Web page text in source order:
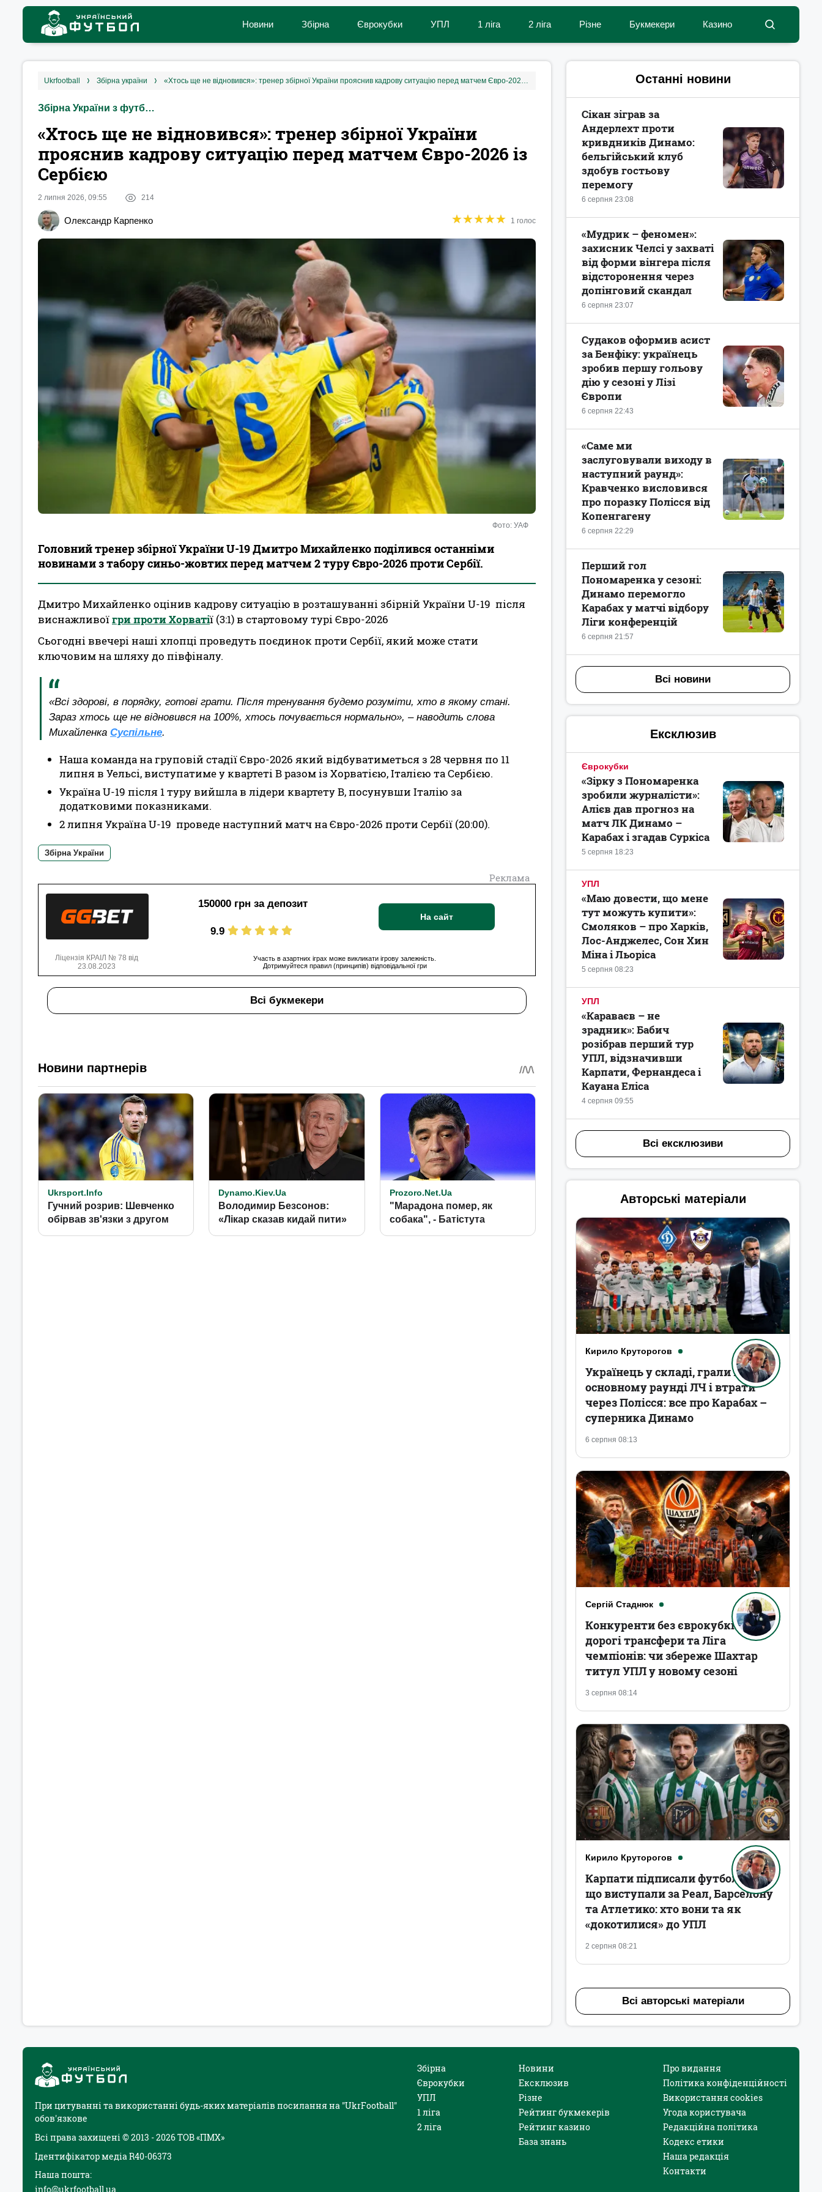
Новини Збірна Єврокубки УПЛ 1 ліга 2 ліга Різне Букмекери Казино
ukrfootball збірна україни «Хтось ще не відновився»: тренер збірної України прояснив кадрову ситуацію перед матчем Євро-2026 із Сербією
Збірна України з футболу
«Хтось ще не відновився»: тренер збірної України
прояснив кадрову ситуацію перед матчем Євро-2026 із
Сербією
2 липня 2026, 09:55 214
Олександр Карпенко ★★★★★
★★★★★ 1 голос
Фото: УАФ
Головний тренер збірної України U-19 Дмитро Михайленко поділився останніми
новинами з табору синьо-жовтих перед матчем 2 туру Євро-2026 проти Сербії.
Дмитро Михайленко оцінив кадрову ситуацію в розташуванні збірній України U-19 після
виснажливоїгри проти Хорватії (3:1) в стартовому турі Євро-2026
Сьогодні ввечері наші хлопці проведуть поєдинок проти Сербії, який може стати
ключовим на шляху до півфіналу.
«Всі здорові, в порядку, готові грати. Після тренування будемо розуміти, хто в якому стані.
Зараз хтось ще не відновився на 100%, хтось почувається нормально», – наводить слова
Михайленка Суспільне.
Наша команда на груповій стадії Євро-2026 який відбуватиметься з 28 червня по 11
липня в Уельсі, виступатиме у квартеті В разом із Хорватією, Італією та Сербією.
Україна U-19 після 1 туру вийшла в лідери квартету В, посунувши Італію за
додатковими показниками.
2 липня Україна U-19 проведе наступний матч на Євро-2026 проти Сербії (20:00).
Збірна України
Реклама
150000 грн за депозит
9.9
На сайт
Ліцензія КРАІЛ № 78 від
23.08.2023
Участь в азартних іграх може викликати ігрову залежність.
Дотримуйтеся правил (принципів) відповідальної гри
Всі букмекери
Останні новини
6 серпня 23:08
Сікан зіграв за
Андерлехт проти
кривдників Динамо:
бельгійський клуб
здобув гостьову
перемогу
6 серпня 23:07
«Мудрик – феномен»:
захисник Челсі у захваті
від форми вінгера після
відсторонення через
допінговий скандал
6 серпня 22:43
Судаков оформив асист
за Бенфіку: українець
зробив першу гольову
дію у сезоні у Лізі
Європи
6 серпня 22:29
«Саме ми
заслуговували виходу в
наступний раунд»:
Кравченко висловився
про поразку Полісся від
Копенгагену
6 серпня 21:57
Перший гол
Пономаренка у сезоні:
Динамо перемогло
Карабах у матчі відбору
Ліги конференцій
Всі новини
Ексклюзив
Єврокубки
5 серпня 18:23
«Зірку з Пономаренка
зробили журналісти»:
Алієв дав прогноз на
матч ЛК Динамо –
Карабах і згадав Суркіса
УПЛ
5 серпня 08:23
«Маю довести, що мене
тут можуть купити»:
Смоляков – про Харків,
Лос-Анджелес, Сон Хин
Міна і Льоріса
УПЛ
4 серпня 09:55
«Караваєв – не
зрадник»: Бабич
розібрав перший тур
УПЛ, відзначивши
Карпати, Фернандеса і
Кауана Еліса
Всі ексклюзиви
Авторські матеріали
Кирило Круторогов
6 серпня 08:13
Українець у складі, грали в
основному раунді ЛЧ і втрати
через Полісся: все про Карабах –
суперника Динамо
Сергій Стаднюк
3 серпня 08:14
Конкуренти без єврокубків,
дорогі трансфери та Ліга
чемпіонів: чи збереже Шахтар
титул УПЛ у новому сезоні
Кирило Круторогов
2 серпня 08:21
Карпати підписали футболістів,
що виступали за Реал, Барселону
та Атлетико: хто вони та як
«докотилися» до УПЛ
Всі авторські матеріали
При цитуванні та використанні будь-яких матеріалів посилання на "UkrFootball"
обов'язкове
Всі права захищені © 2013 - 2026 ТОВ «ПМХ»
Ідентифікатор медіа R40-06373
Наша пошта:
info@ukrfootball.ua
Збірна
Єврокубки
УПЛ
1 ліга
2 ліга
Новини
Ексклюзив
Різне
Рейтинг букмекерів
Рейтинг казино
База знань
Про видання
Політика конфіденційності
Використання cookies
Угода користувача
Редакційна політика
Кодекс етики
Наша редакція
Контакти